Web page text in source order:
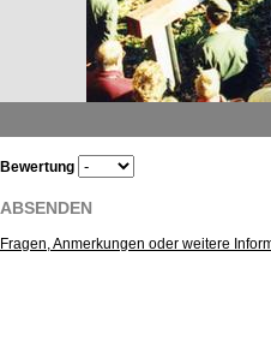
Bewertung
ABSENDEN
Fragen, Anmerkungen oder weitere